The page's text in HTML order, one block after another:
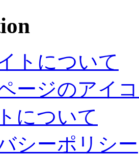
トについて
ージのアイ
について
シーポリシー